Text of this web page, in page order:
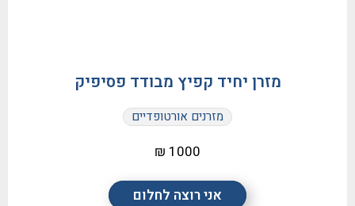
אני רוצה לחלום
מזרן יחיד קפיץ מבודד פסיפיק
מזרנים אורטופדיים
1000 ₪